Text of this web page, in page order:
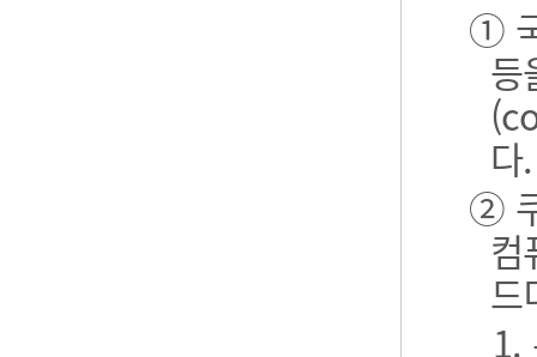
①
등
다.
②
컴
드
1.